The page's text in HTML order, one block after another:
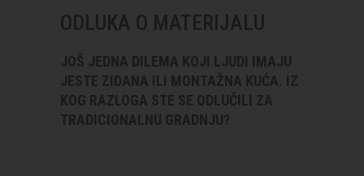
ODLUKA O MATERIJALU
JOŠ JEDNA DILEMA KOJI LJUDI IMAJU
JESTE ZIDANA ILI MONTAŽNA KUĆA. IZ
KOG RAZLOGA STE SE ODLUČILI ZA
TRADICIONALNU GRADNJU?